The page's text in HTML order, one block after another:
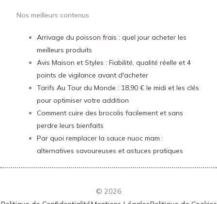
Nos meilleurs contenus
Arrivage du poisson frais : quel jour acheter les
meilleurs produits
Avis Maison et Styles : Fiabilité, qualité réelle et 4
points de vigilance avant d'acheter
Tarifs Au Tour du Monde : 18,90 € le midi et les clés
pour optimiser votre addition
Comment cuire des brocolis facilement et sans
perdre leurs bienfaits
Par quoi remplacer la sauce nuoc mam :
alternatives savoureuses et astuces pratiques
© 2026